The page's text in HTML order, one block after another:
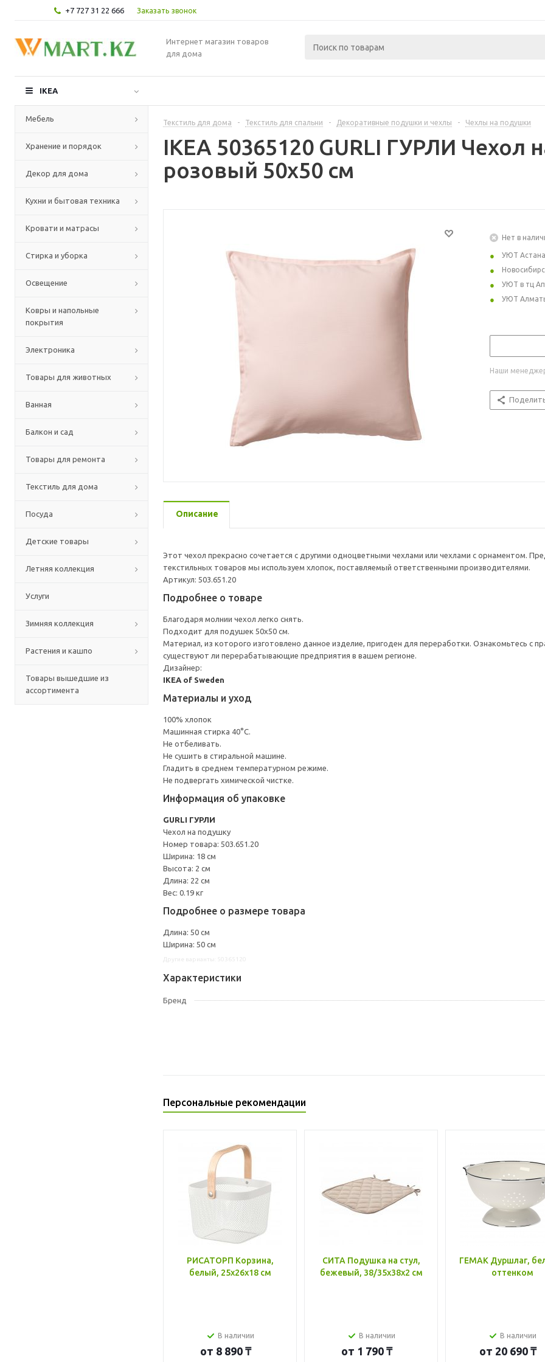
+7 727 31 22 666 Заказать звонок
Интернет магазин товаров
для дома
IKEA
Мебель
Хранение и порядок
Декор для дома
Кухни и бытовая техника
Кровати и матрасы
Стирка и уборка
Освещение
Ковры и напольные
покрытия
Электроника
Товары для животных
Ванная
Балкон и сад
Товары для ремонта
Текстиль для дома
Посуда
Детские товары
Летняя коллекция
Услуги
Зимняя коллекция
Растения и кашпо
Товары вышедшие из
ассортимента
Текстиль для дома - Текстиль для спальни - Декоративные подушки и чехлы - Чехлы на подушки
IKEA 50365120 GURLI ГУРЛИ Чехол
розовый 50x50 см
Нет в
УЮТ Астана
УЮТ в тц
УЮТ
Наши
Описание
Этот чехол прекрасно сочетается с другими одноцветными чехлами или чехлами с орнаментом.
текстильных товаров мы используем хлопок, поставляемый ответственными производителями.
Артикул: 503.651.20
Подробнее о товаре
Благодаря молнии чехол легко снять.
Подходит для подушек 50x50 см.
Материал, из которого изготовлено данное изделие, пригоден для переработки. Ознакомьтесь с
существуют ли перерабатывающие предприятия в вашем регионе.
Дизайнер:
IKEA of Sweden
Материалы и уход
100% хлопок
Машинная стирка 40°С.
Не отбеливать.
Не сушить в стиральной машине.
Гладить в среднем температурном режиме.
Не подвергать химической чистке.
Информация об упаковке
GURLI ГУРЛИ
Чехол на подушку
Номер товара: 503.651.20
Ширина: 18 см
Высота: 2 см
Длина: 22 см
Вес: 0.19 кг
Подробнее о размере товара
Длина: 50 см
Ширина: 50 см
Характеристики
Бренд
Персональные рекомендации
РИСАТОРП Корзина,
белый, 25x26x18 см
В наличии
от 8 890 ₸
СИТА Подушка на стул,
бежевый, 38/35x38x2 см
В наличии
от 1 790 ₸
ГЕМАК Дуршлаг,
оттенком
В наличии
от 20 690 ₸